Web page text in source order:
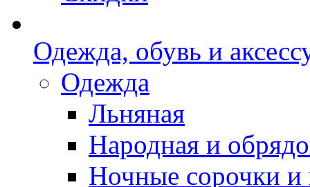
Одежда, обувь и
Одежда
Льняная
Народная и
Ночные сорочки